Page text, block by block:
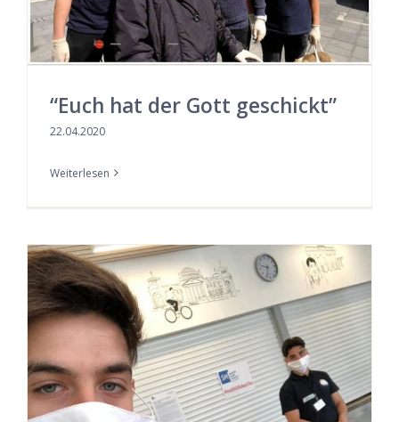
“Euch hat der Gott geschickt”
22.04.2020
Weiterlesen